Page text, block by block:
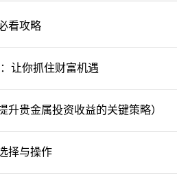
看攻略
让你抓住财富机遇
升贵金属投资收益的关键策略）
择与操作